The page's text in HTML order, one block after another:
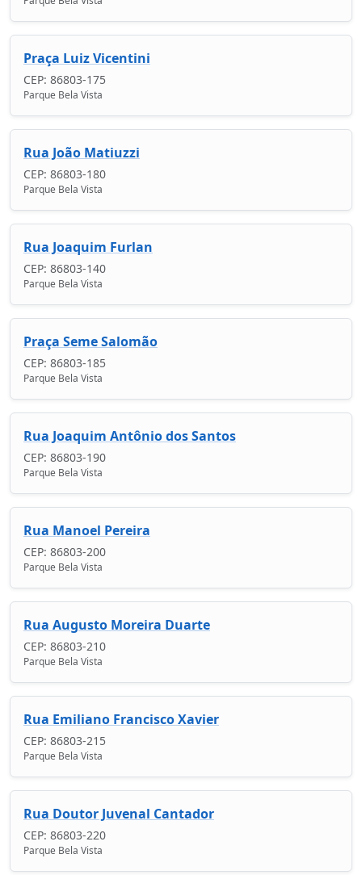
Praça Luiz Vicentini
CEP: 86803-175
Parque Bela Vista
Rua João Matiuzzi
CEP: 86803-180
Parque Bela Vista
Rua Joaquim Furlan
CEP: 86803-140
Parque Bela Vista
Praça Seme Salomão
CEP: 86803-185
Parque Bela Vista
Rua Joaquim Antônio dos Santos
CEP: 86803-190
Parque Bela Vista
Rua Manoel Pereira
CEP: 86803-200
Parque Bela Vista
Rua Augusto Moreira Duarte
CEP: 86803-210
Parque Bela Vista
Rua Emiliano Francisco Xavier
CEP: 86803-215
Parque Bela Vista
Rua Doutor Juvenal Cantador
CEP: 86803-220
Parque Bela Vista